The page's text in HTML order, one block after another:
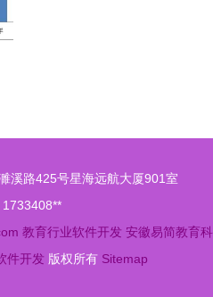
溪路425号星海远航大厦901室
1733408**
教育行业软件开发 安徽易简教育科
件开发 版权所有 Sitemap